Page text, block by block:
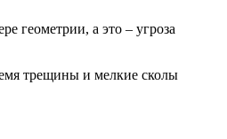
геометрии, а это – угроза
трещины и мелкие сколы